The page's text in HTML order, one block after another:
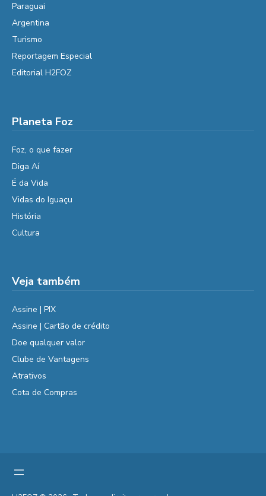
Paraguai
Argentina
Turismo
Reportagem Especial
Editorial H2FOZ
Planeta Foz
Foz, o que fazer
Diga Aí
É da Vida
Vidas do Iguaçu
História
Cultura
Veja também
Assine | PIX
Assine | Cartão de crédito
Doe qualquer valor
Clube de Vantagens
Atrativos
Cota de Compras